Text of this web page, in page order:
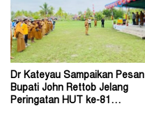
Dr Kateyau Sampaikan Pesan
Bupati John Rettob Jelang
Peringatan HUT ke-81